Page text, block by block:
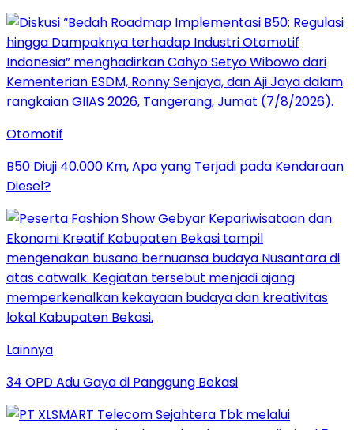
Otomotif
B50 Diuji 40.000 Km, Apa yang Terjadi pada Kendaraan
Diesel?
Lainnya
34 OPD Adu Gaya di Panggung Bekasi